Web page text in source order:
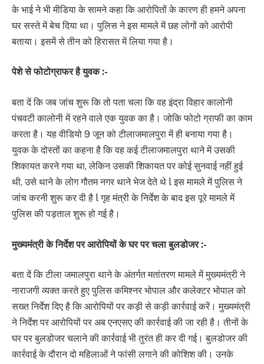
के भाई ने भी मीडिया के सामने कहा कि आरोप‍ितों के कारण ही हमने अपना
घर सस्‍ते में बेच दिया था। पु‍लिस ने इस मामले में छह लोगों को आरोपी
बताया। इसमें से तीन को हिरासत में ल‍िया गया है।
पेशे से फोटोग्राफर है युवक :-
बता दें कि जब जांच शुरू कि तो पता चला कि वह इंद्रा विहार कालोनी
पंचवटी कालोनी में रहने वाले एक युवक का है। जोकि फोटो ग्राफी का काम
करता है। यह वीडियो 9 जून को टीलाजमालपुरा में ही बनाया गया है।
युवक के दोस्तों का कहना है कि वह कई टीलाजमालपुरा थाने में उसकी
शिकायत करने गया था, लेकिन उसकी शिकायत पर कोई सुनवाई नहीं हुई
थी, उसे थाने के लोग गौतम नगर थाने भेज देते थे l इस मामले में पुलिस ने
जांच करनी शुरू कर दी है l गृह मंत्री के निर्देश के बाद इस पूरे मामले में
पुलिस की पड़ताल शुरू हो गई है।
मुख्यमंत्री के निर्देश पर आरोपियों के घर पर चला बुलडोजर :-
बता दें कि टीला जमालपुरा थाने के अंतर्गत मतांतरण मामले में मुख्यमंत्री ने
नाराजगी व्यक्त करते हुए पुलिस कमिश्नर भोपाल और कलेक्टर भोपाल को
सख्त निर्देश दिए है कि आरोपियों पर कड़ी से कड़ी कार्रवाई करें। मुख्यमंत्री
ने निर्देश पर आरोपियों पर अब एनएसए की कार्रवाई की जा रही है। तीनों के
घर पर बुलडोजर चलाने की कार्रवाई भी तुरंत ही कर दी गई। बुलडोजर की
कार्रवाई के दौरान दो महिलाओं ने फांसी लगाने की कोशिश की। उनके